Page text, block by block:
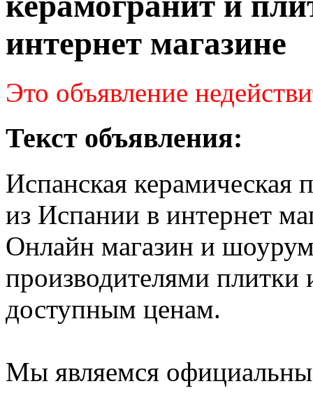
интернет магазине
Это объявление
Текст объявления:
Испанская керамическая
из Испании в интернет
Онлайн магазин и
производителями
доступным ценам.
Мы являемся